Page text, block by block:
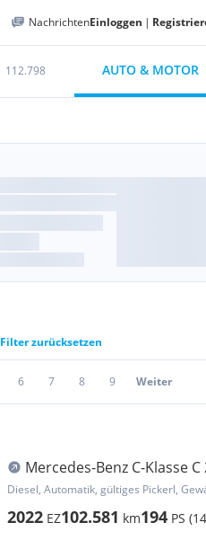
NachrichtenEinloggen |
112.798 AUTO & MOTOR
Filter zurücksetzen
6 7 8 9 Weiter
Mercedes-Benz C-Klasse C
Diesel, Automatik, gültiges Pickerl,
2022 EZ102.581 km194 PS